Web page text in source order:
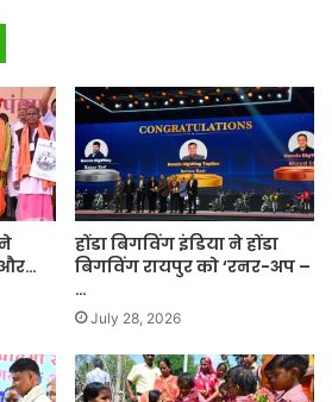
होंडा बिगविंग इंडिया ने होंडा
बिगविंग रायपुर को ‘रनर-अप –
…
July 28, 2026